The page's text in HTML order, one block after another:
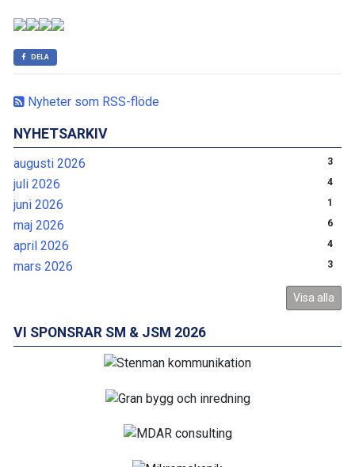
Nyheter som RSS-flöde
NYHETSARKIV
augusti 2026 3
juli 2026 4
juni 2026 1
maj 2026 6
april 2026 4
mars 2026 3
Visa alla
DELA
VI SPONSRAR SM & JSM 2026